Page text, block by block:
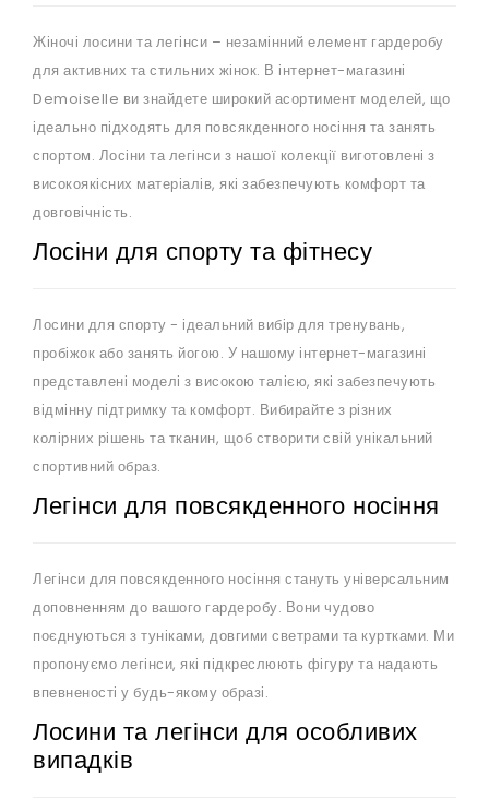
Жіночі лосини та легінси – незамінний елемент гардеробу
для активних та стильних жінок. В інтернет-магазині
Demoiselle ви знайдете широкий асортимент моделей, що
ідеально підходять для повсякденного носіння та занять
спортом. Лосіни та легінси з нашої колекції виготовлені з
високоякісних матеріалів, які забезпечують комфорт та
довговічність.
Лосіни для спорту та фітнесу
Лосини для спорту - ідеальний вибір для тренувань,
пробіжок або занять йогою. У нашому інтернет-магазині
представлені моделі з високою талією, які забезпечують
відмінну підтримку та комфорт. Вибирайте з різних
колірних рішень та тканин, щоб створити свій унікальний
спортивний образ.
Легінси для повсякденного носіння
Легінси для повсякденного носіння стануть універсальним
доповненням до вашого гардеробу. Вони чудово
поєднуються з туніками, довгими светрами та куртками. Ми
пропонуємо легінси, які підкреслюють фігуру та надають
впевненості у будь-якому образі.
Лосини та легінси для особливих
випадків